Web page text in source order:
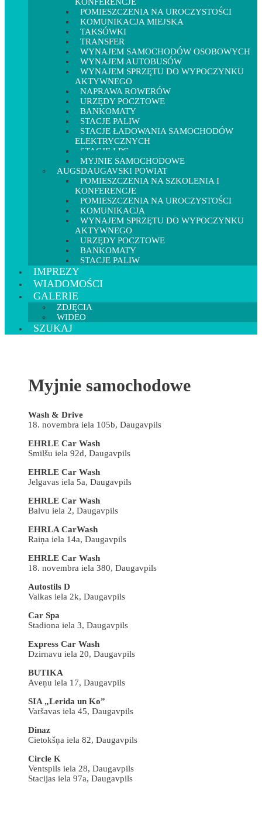
POMIESZCZENIA NA UROCZYSTOŚCI
KOMUNIKACJA MIEJSKA
TAKSÓWKI
TRANSFER
WYNAJEM SAMOCHODÓW OSOBOWYCH
WYNAJEM AUTOBUSÓW
WYNAJEM SPRZĘTU DO WYPOCZYNKU
AKTYWNEGO
NAPRAWA ROWERÓW
URZĘDY POCZTOWE
BANKOMATY
STACJE PALIW
STACJE ŁADOWANIA SAMOCHODÓW
ELEKTRYCZNYCH
STACJE LPG
MYJNIE SAMOCHODOWE
AUGSDAUGAVSKI POWIAT
POMIESZCZENIA NA SZKOLENIA I
KONFERENCJE
POMIESZCZENIA NA UROCZYSTOŚCI
KOMUNIKACJA
WYNAJEM SPRZĘTU DO WYPOCZYNKU
AKTYWNEGO
URZĘDY POCZTOWE
BANKOMATY
STACJE PALIW
IMPREZY
WIADOMOŚCI
GALERIE
ZDJĘCIA
WIDEO
SZUKAJ
Myjnie samochodowe
Wash & Drive
18. novembra iela 105b, Daugavpils
EHRLE Car Wash
Smilšu iela 92d, Daugavpils
EHRLE Car Wash
Jelgavas iela 5a, Daugavpils
EHRLE Car Wash
Balvu iela 2, Daugavpils
EHRLA CarWash
Raiņa iela 14a, Daugavpils
EHRLE Car Wash
18. novembra iela 380, Daugavpils
Autostils D
Valkas iela 2k, Daugavpils
Car Spa
Stadiona iela 3, Daugavpils
Express Car Wash
Dzirnavu iela 20, Daugavpils
BUTIKA
Aveņu iela 17, Daugavpils
SIA „Lerida un Ko”
Varšavas iela 45, Daugavpils
Dinaz
Cietokšņa iela 82, Daugavpils
Circle K
Ventspils iela 28, Daugavpils
Stacijas iela 97a, Daugavpils